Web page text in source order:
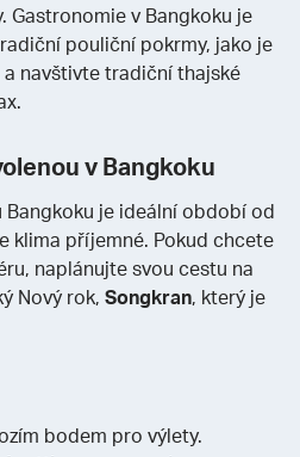
Gastronomie v Bangkoku je
pouliční pokrmy, jako je
a navštivte tradiční thajské
v Bangkoku
je ideální období od
klima příjemné. Pokud chcete
naplánujte svou cestu na
Nový rok, Songkran, který je
bodem pro výlety.